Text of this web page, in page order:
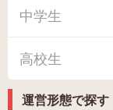
中学生
高校生
運営形態で探す